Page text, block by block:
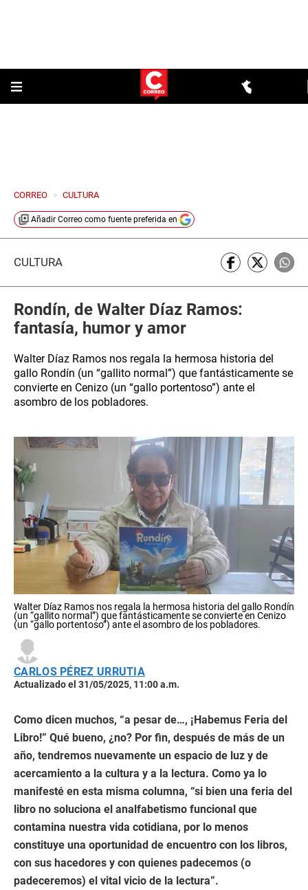
CORREO > CULTURA
Añadir Correo como fuente preferida en
CULTURA
Rondín, de Walter Díaz Ramos:
fantasía, humor y amor
Walter Díaz Ramos nos regala la hermosa historia del
gallo Rondín (un “gallito normal”) que fantásticamente se
convierte en Cenizo (un “gallo portentoso”) ante el
asombro de los pobladores.
Walter Díaz Ramos nos regala la hermosa historia del gallo Rondín
(un “gallito normal”) que fantásticamente se convierte en Cenizo
(un “gallo portentoso”) ante el asombro de los pobladores.
CARLOS PÉREZ URRUTIA
Actualizado el 31/05/2025, 11:00 a.m.
Como dicen muchos, “a pesar de…, ¡Habemus Feria del
Libro!” Qué bueno, ¿no? Por fin, después de más de un
año, tendremos nuevamente un espacio de luz y de
acercamiento a la cultura y a la lectura. Como ya lo
manifesté en esta misma columna, “si bien una feria del
libro no soluciona el analfabetismo funcional que
contamina nuestra vida cotidiana, por lo menos
constituye una oportunidad de encuentro con los libros,
con sus hacedores y con quienes padecemos (o
padeceremos) el vital vicio de la lectura”.